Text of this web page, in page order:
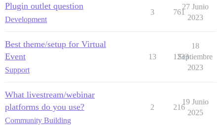
Plugin outlet question
Development
3 761
27 Junio
2023
Best theme/setup for Virtual
Event
Support
13 1233
18
Septiembre
2023
What livestream/webinar
platforms do you use?
Community Building
2 216
19 Junio
2025